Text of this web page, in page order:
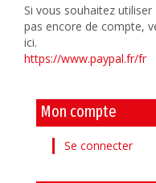
Si vous souhaitez
pas encore de compte,
ici.
https://www.paypal.fr/fr
Mon compte
Se connecter